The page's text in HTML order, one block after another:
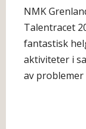
NMK
Talentracet
fantastisk
aktiviteter i
av problemer